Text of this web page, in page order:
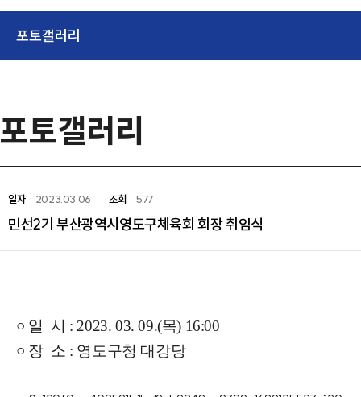
포토갤러리
포토갤러리
일자 2023.03.06 조회 577
민선2기 부산광역시영도구체육회 회장 취임식
○ 일 시 : 2023. 03. 09.(목) 16:00
○ 장 소 : 영도구청 대강당